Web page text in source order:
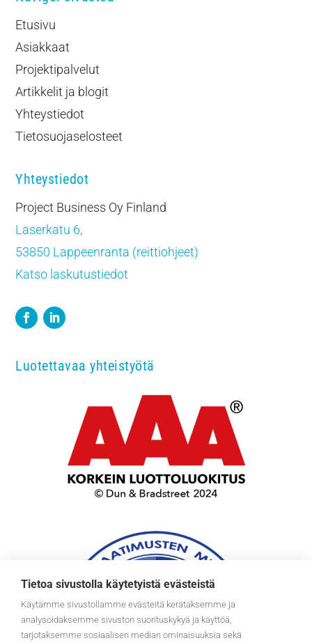
Etusivu
Asiakkaat
Projektipalvelut
Artikkelit ja blogit
Yhteystiedot
Tietosuojaselosteet
Yhteystiedot
Project Business Oy Finland
Laserkatu 6,
53850 Lappeenranta (reittiohjeet)
Katso laskutustiedot
Luotettavaa yhteistyötä
Tietoa sivustolla käytetyistä evästeistä
Käytämme sivustollamme evästeitä kerätäksemme ja
analysoidaksemme sivuston suorituskykyä ja käyttöä,
tarjotaksemme sosiaalisen median ominaisuuksia sekä